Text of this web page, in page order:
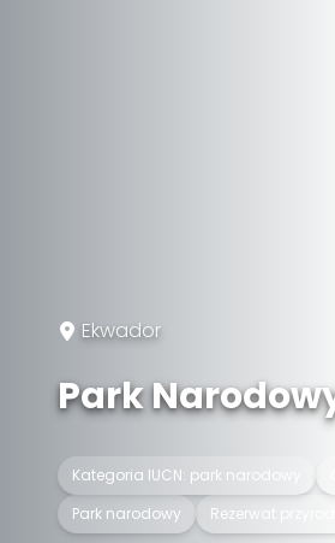
Ekwador
Park
Kategoria IUCN: park narodowy
Park narodowy
Rezerwat przyrody